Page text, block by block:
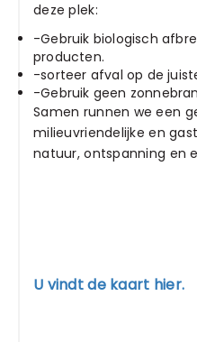
deze plek:
-Gebruik biologisch
producten.
-sorteer afval op de
-Gebruik geen
Samen runnen we een
milieuvriendelijke en
natuur, ontspanning en
U vindt de kaart hier.